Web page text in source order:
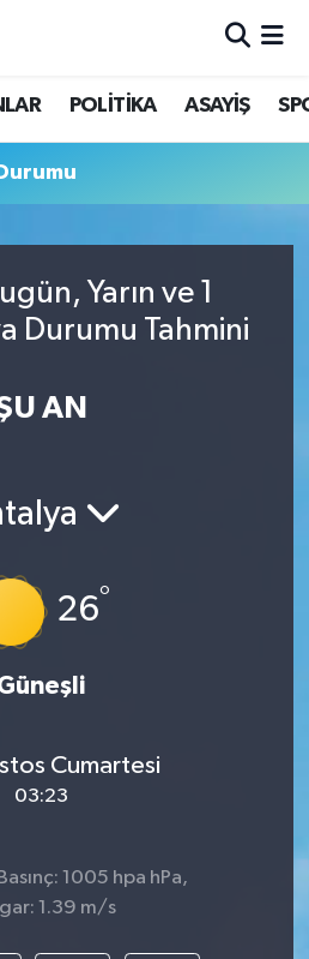
POLİTİKA ASAYİŞ
Yarın ve 1
Durumu Tahmini
AN
26°
Cumartesi
03:23
1005 hpa hPa,
1.39 m/s
ve Fikstür